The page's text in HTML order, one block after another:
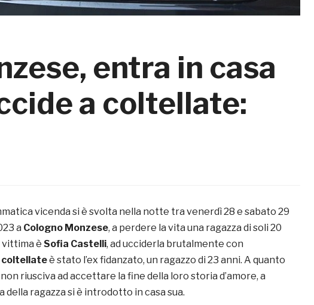
entra in casa
a coltellate:
vicenda si è svolta nella notte tra venerdì 28 e sabato 29
a Cologno Monzese, a perdere la vita una ragazza di soli 20
vittima è Sofia Castelli, ad ucciderla brutalmente con
coltellateè stato l’ex fidanzato, un ragazzo di 23 anni. A quanto
riusciva ad accettare la fine della loro storia d’amore, a
della ragazza si è introdotto in casa sua.